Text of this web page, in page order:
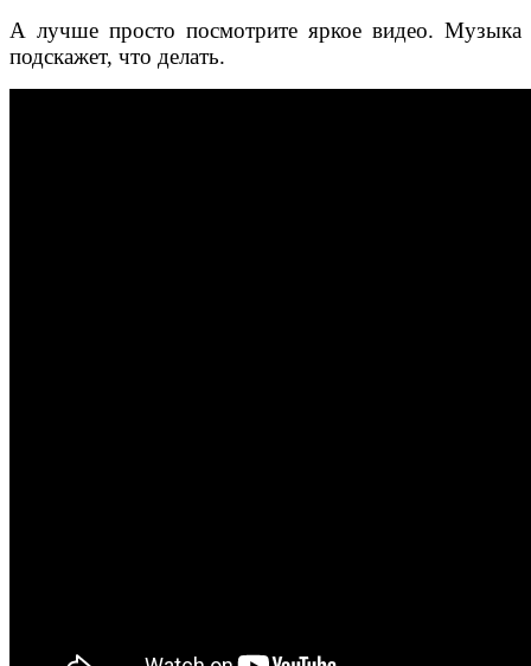
А лучше просто посмотрите яркое видео. Музыка
подскажет, что делать.